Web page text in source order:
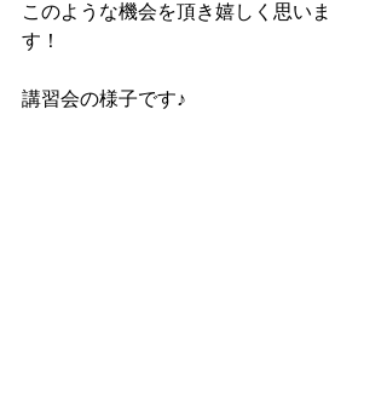
このような機会を頂き嬉しく思いま
す！
講習会の様子です♪